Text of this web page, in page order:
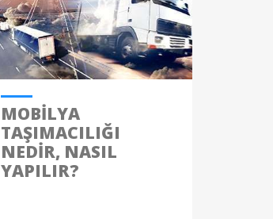
MOBILYA
TAŞIMACILIĞI
NEDIR, NASIL
YAPILIR?